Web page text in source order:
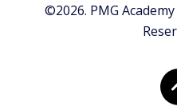
©2026. PMG